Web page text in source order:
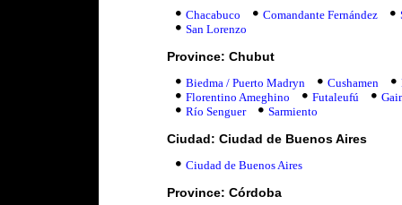
Chacabuco Comandante Fernández
San Lorenzo
Province: Chubut
Biedma / Puerto Madryn Cushamen
Florentino Ameghino
Futaleufú
Río Senguer
Sarmiento
Ciudad: Ciudad de Buenos Aires
Ciudad de Buenos Aires
Province: Córdoba